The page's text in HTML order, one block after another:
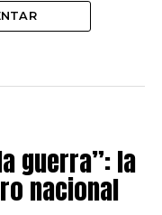
guerra”: la
nacional